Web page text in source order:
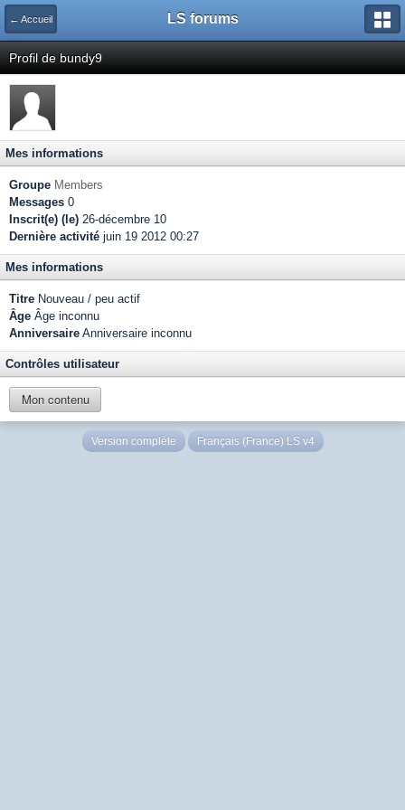
← Accueil LS forums
Profil de bundy9
Mes informations
Groupe Members
Messages 0
Inscrit(e) (le) 26-décembre 10
Dernière activité juin 19 2012 00:27
Mes informations
Titre Nouveau / peu actif
Âge Âge inconnu
Anniversaire Anniversaire inconnu
Contrôles utilisateur
Mon contenu
Version complète Français (France) LS v4